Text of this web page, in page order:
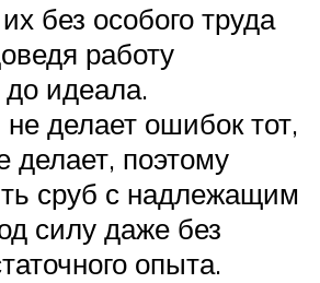
без особого труда
работу
до идеала.
делает ошибок тот,
делает, поэтому
сруб с надлежащим
силу даже без
опыта.